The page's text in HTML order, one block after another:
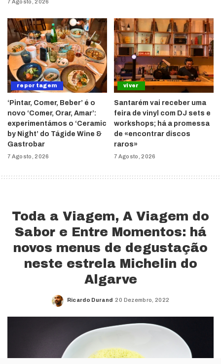
7 Agosto, 2026
reportagem
‘Pintar, Comer, Beber’ é o
novo ‘Comer, Orar, Amar’:
experimentámos o ‘Ceramic
by Night’ do Tágide Wine &
Gastrobar
7 Agosto, 2026
viver
Santarém vai receber uma
feira de vinyl com DJ sets e
workshops; há a promessa
de «encontrar discos
raros»
7 Agosto, 2026
Toda a Viagem, A Viagem do
Sabor e Entre Momentos: há
novos menus de degustação
neste estrela Michelin do
Algarve
Posted
Ricardo Durand 20 Dezembro, 2022